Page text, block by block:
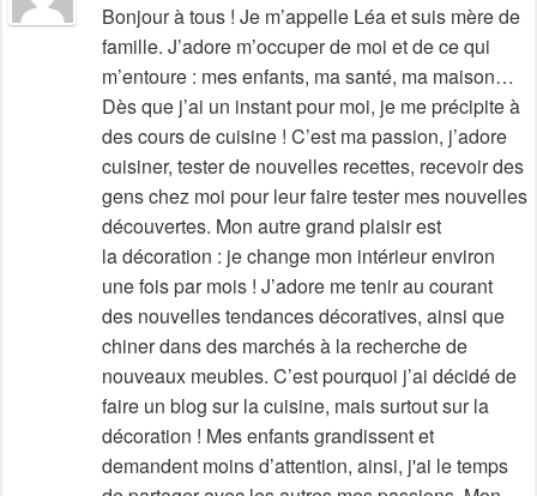
Bonjour à tous ! Je m’appelle Léa et suis mère de
famille. J’adore m’occuper de moi et de ce qui
m’entoure : mes enfants, ma santé, ma maison…
Dès que j’ai un instant pour moi, je me précipite à
des cours de cuisine ! C’est ma passion, j’adore
cuisiner, tester de nouvelles recettes, recevoir des
gens chez moi pour leur faire tester mes nouvelles
découvertes. Mon autre grand plaisir est
la décoration : je change mon intérieur environ
une fois par mois ! J’adore me tenir au courant
des nouvelles tendances décoratives, ainsi que
chiner dans des marchés à la recherche de
nouveaux meubles. C’est pourquoi j’ai décidé de
faire un blog sur la cuisine, mais surtout sur la
décoration ! Mes enfants grandissent et
demandent moins d’attention, ainsi, j'ai le temps